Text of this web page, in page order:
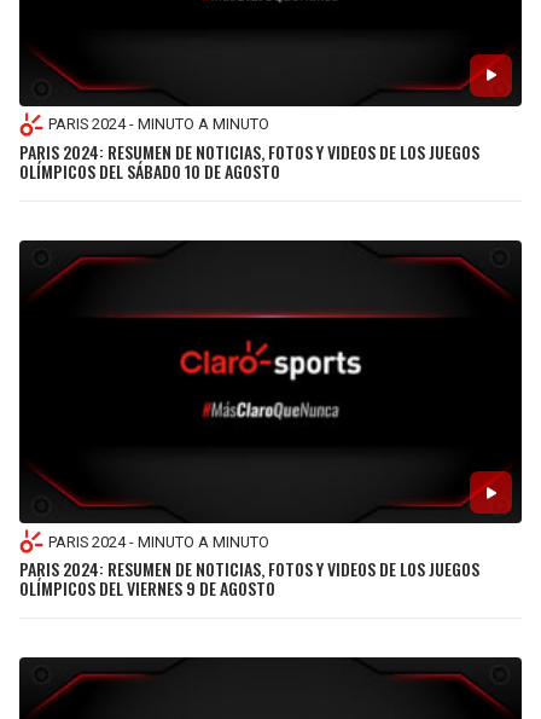
TEXANS
COLTS
JAGUARS
COMMANDERS
CARDINALS
49ERS
HEAT
MAGIC
WIZARDS
KINGS
MAVERICKS
GRIZZLIES
PARIS 2024 - MINUTO A MINUTO
PARIS 2024: RESUMEN DE NOTICIAS, FOTOS Y VIDEOS DE LOS JUEGOS
OLÍMPICOS DEL SÁBADO 10 DE AGOSTO
PARIS 2024 - MINUTO A MINUTO
PARIS 2024: RESUMEN DE NOTICIAS, FOTOS Y VIDEOS DE LOS JUEGOS
OLÍMPICOS DEL VIERNES 9 DE AGOSTO